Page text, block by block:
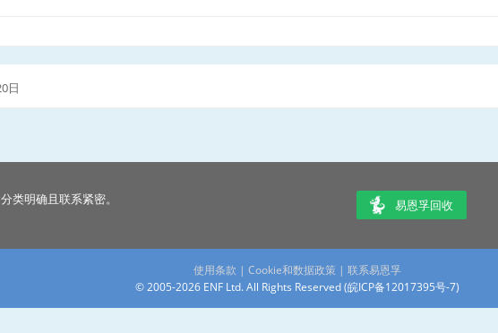
日
类明确且联系紧密。 易恩孚回收
使用条款 | Cookie和数据政策 | 联系易恩孚
© 2005-2026 ENF Ltd. All Rights Reserved (皖ICP备12017395号-7)